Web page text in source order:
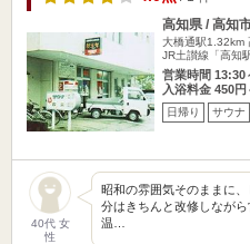
高知県 / 高知
大橋通駅1.32km
JR土讃線「高知
営業時間 13:30
入浴料金 450円
日帰り サウナ
40代 女
性
昭和の雰囲気そのままに
分はきちんと改修しなが
温…